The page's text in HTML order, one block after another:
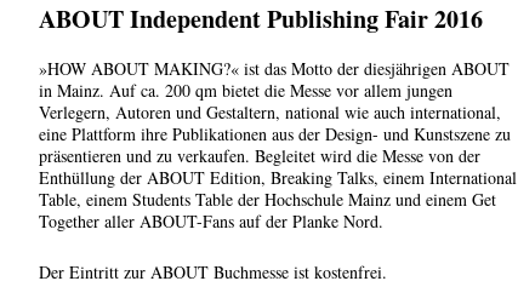
ABOUT Independent Publishing Fair 2016
»HOW ABOUT MAKING?« ist das Motto der diesjährigen ABOUT
in Mainz. Auf ca. 200 qm bietet die Messe vor allem jungen
Verlegern, Autoren und Gestaltern, national wie auch international,
eine Plattform ihre Publikationen aus der Design- und Kunstszene zu
präsentieren und zu verkaufen. Begleitet wird die Messe von der
Enthüllung der ABOUT Edition, Breaking Talks, einem International
Table, einem Students Table der Hochschule Mainz und einem Get
Together aller ABOUT-Fans auf der Planke Nord.
Der Eintritt zur ABOUT Buchmesse ist kostenfrei.